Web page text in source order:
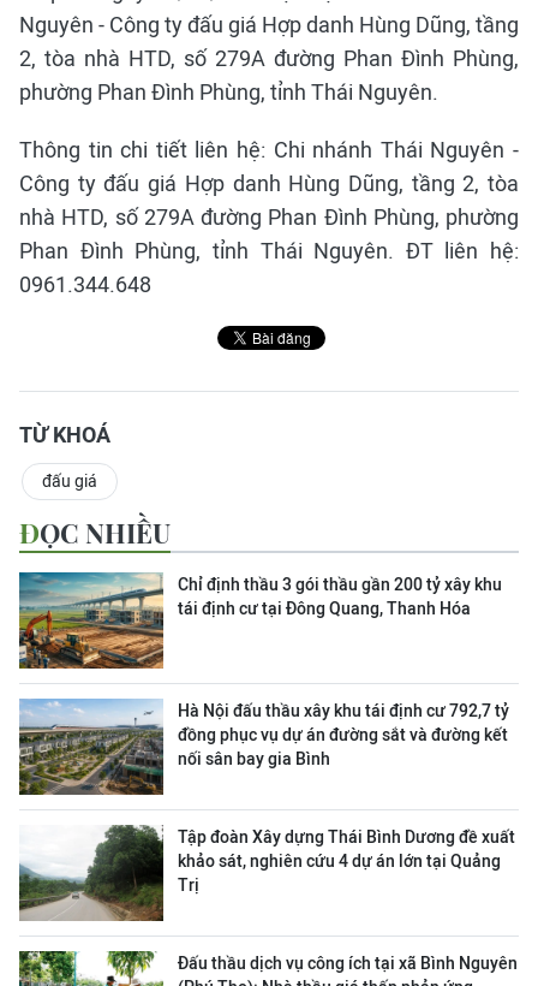
Nguyên - Công ty đấu giá Hợp danh Hùng Dũng, tầng
2, tòa nhà HTD, số 279A đường Phan Đình Phùng,
phường Phan Đình Phùng, tỉnh Thái Nguyên.
Thông tin chi tiết liên hệ: Chi nhánh Thái Nguyên -
Công ty đấu giá Hợp danh Hùng Dũng, tầng 2, tòa
nhà HTD, số 279A đường Phan Đình Phùng, phường
Phan Đình Phùng, tỉnh Thái Nguyên. ĐT liên hệ:
0961.344.648
TỪ KHOÁ
đấu giá
ĐỌC NHIỀU
Chỉ định thầu 3 gói thầu gần 200 tỷ xây khu
tái định cư tại Đông Quang, Thanh Hóa
Hà Nội đấu thầu xây khu tái định cư 792,7 tỷ
đồng phục vụ dự án đường sắt và đường kết
nối sân bay gia Bình
Tập đoàn Xây dựng Thái Bình Dương đề xuất
khảo sát, nghiên cứu 4 dự án lớn tại Quảng
Trị
Đấu thầu dịch vụ công ích tại xã Bình Nguyên